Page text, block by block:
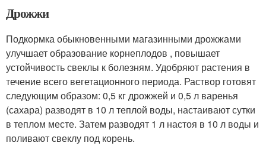
Дрожжи
Подкормка обыкновенными магазинными дрожжами
улучшает образование корнеплодов , повышает
устойчивость свеклы к болезням. Удобряют растения в
течение всего вегетационного периода. Раствор готовят
следующим образом: 0,5 кг дрожжей и 0,5 л варенья
(сахара) разводят в 10 л теплой воды, настаивают сутки
в теплом месте. Затем разводят 1 л настоя в 10 л воды и
поливают свеклу под корень.